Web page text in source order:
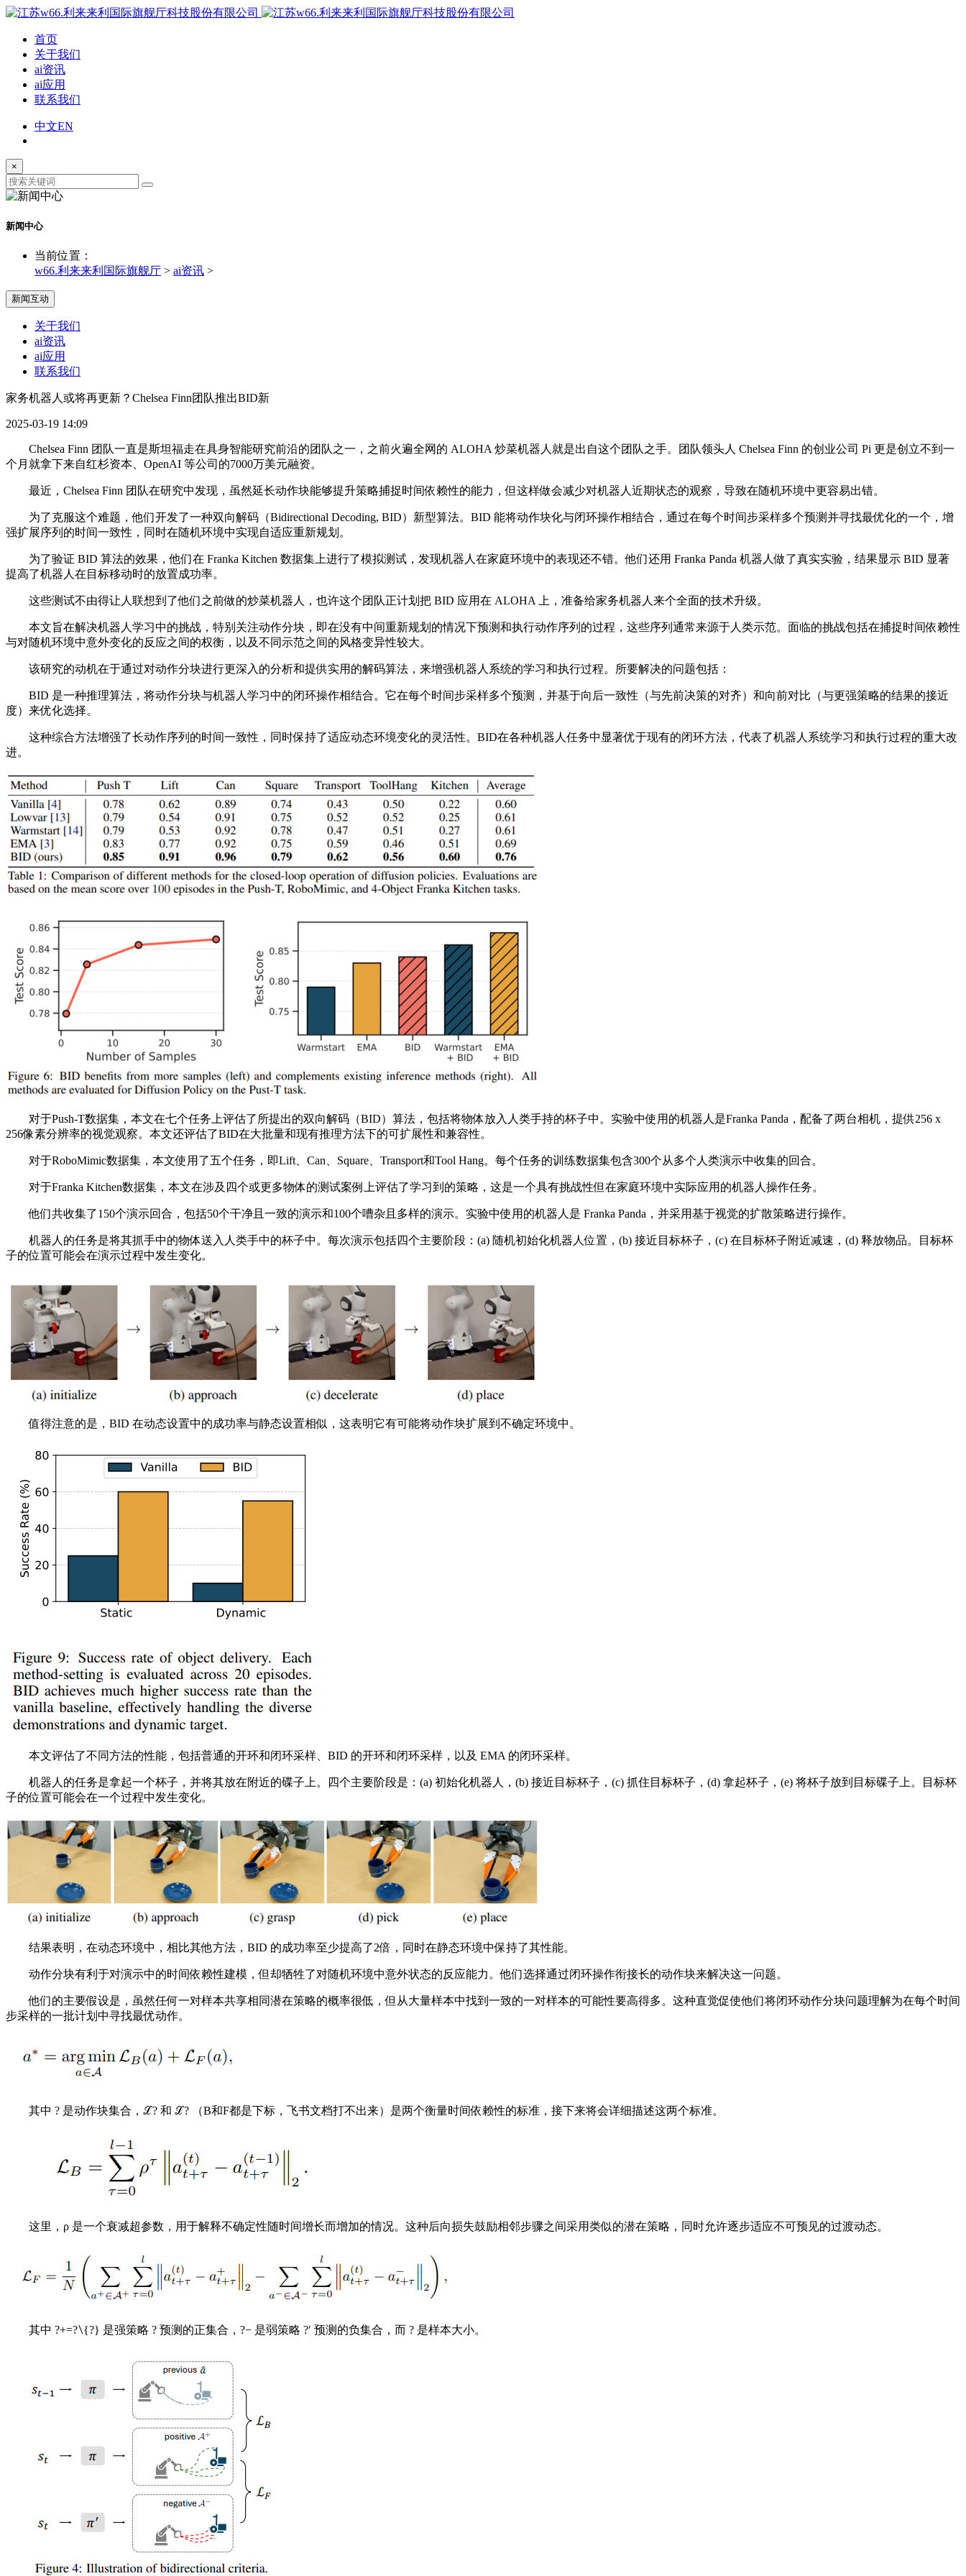
首页
关于我们
ai资讯
ai应用
联系我们
中文EN
×
新闻中心
当前位置：
w66.利来来利国际旗舰厅 > ai资讯 >
新闻互动
关于我们
ai资讯
ai应用
联系我们
家务机器人或将再更新？Chelsea Finn团队推出BID新
2025-03-19 14:09
Chelsea Finn 团队一直是斯坦福走在具身智能研究前沿的团队之一，之前火遍全网的 ALOHA 炒菜机器人就是出自这个团队之手。团队领头人 Chelsea Finn 的创业公司 Pi 更是创立不到一
个月就拿下来自红杉资本、OpenAI 等公司的7000万美元融资。
最近，Chelsea Finn 团队在研究中发现，虽然延长动作块能够提升策略捕捉时间依赖性的能力，但这样做会减少对机器人近期状态的观察，导致在随机环境中更容易出错。
为了克服这个难题，他们开发了一种双向解码（Bidirectional Decoding, BID）新型算法。BID 能将动作块化与闭环操作相结合，通过在每个时间步采样多个预测并寻找最优化的一个，增
强扩展序列的时间一致性，同时在随机环境中实现自适应重新规划。
为了验证 BID 算法的效果，他们在 Franka Kitchen 数据集上进行了模拟测试，发现机器人在家庭环境中的表现还不错。他们还用 Franka Panda 机器人做了真实实验，结果显示 BID 显著
提高了机器人在目标移动时的放置成功率。
这些测试不由得让人联想到了他们之前做的炒菜机器人，也许这个团队正计划把 BID 应用在 ALOHA 上，准备给家务机器人来个全面的技术升级。
本文旨在解决机器人学习中的挑战，特别关注动作分块，即在没有中间重新规划的情况下预测和执行动作序列的过程，这些序列通常来源于人类示范。面临的挑战包括在捕捉时间依赖性
与对随机环境中意外变化的反应之间的权衡，以及不同示范之间的风格变异性较大。
该研究的动机在于通过对动作分块进行更深入的分析和提供实用的解码算法，来增强机器人系统的学习和执行过程。所要解决的问题包括：
BID 是一种推理算法，将动作分块与机器人学习中的闭环操作相结合。它在每个时间步采样多个预测，并基于向后一致性（与先前决策的对齐）和向前对比（与更强策略的结果的接近
度）来优化选择。
这种综合方法增强了长动作序列的时间一致性，同时保持了适应动态环境变化的灵活性。BID在各种机器人任务中显著优于现有的闭环方法，代表了机器人系统学习和执行过程的重大改
进。
对于Push-T数据集，本文在七个任务上评估了所提出的双向解码（BID）算法，包括将物体放入人类手持的杯子中。实验中使用的机器人是Franka Panda，配备了两台相机，提供256 x
256像素分辨率的视觉观察。本文还评估了BID在大批量和现有推理方法下的可扩展性和兼容性。
对于RoboMimic数据集，本文使用了五个任务，即Lift、Can、Square、Transport和Tool Hang。每个任务的训练数据集包含300个从多个人类演示中收集的回合。
对于Franka Kitchen数据集，本文在涉及四个或更多物体的测试案例上评估了学习到的策略，这是一个具有挑战性但在家庭环境中实际应用的机器人操作任务。
他们共收集了150个演示回合，包括50个干净且一致的演示和100个嘈杂且多样的演示。实验中使用的机器人是 Franka Panda，并采用基于视觉的扩散策略进行操作。
机器人的任务是将其抓手中的物体送入人类手中的杯子中。每次演示包括四个主要阶段：(a) 随机初始化机器人位置，(b) 接近目标杯子，(c) 在目标杯子附近减速，(d) 释放物品。目标杯
子的位置可能会在演示过程中发生变化。
值得注意的是，BID 在动态设置中的成功率与静态设置相似，这表明它有可能将动作块扩展到不确定环境中。
本文评估了不同方法的性能，包括普通的开环和闭环采样、BID 的开环和闭环采样，以及 EMA 的闭环采样。
机器人的任务是拿起一个杯子，并将其放在附近的碟子上。四个主要阶段是：(a) 初始化机器人，(b) 接近目标杯子，(c) 抓住目标杯子，(d) 拿起杯子，(e) 将杯子放到目标碟子上。目标杯
子的位置可能会在一个过程中发生变化。
结果表明，在动态环境中，相比其他方法，BID 的成功率至少提高了2倍，同时在静态环境中保持了其性能。
动作分块有利于对演示中的时间依赖性建模，但却牺牲了对随机环境中意外状态的反应能力。他们选择通过闭环操作衔接长的动作块来解决这一问题。
他们的主要假设是，虽然任何一对样本共享相同潜在策略的概率很低，但从大量样本中找到一致的一对样本的可能性要高得多。这种直觉促使他们将闭环动作分块问题理解为在每个时间
步采样的一批计划中寻找最优动作。
其中 ? 是动作块集合，ℒ? 和 ℒ? （B和F都是下标，飞书文档打不出来）是两个衡量时间依赖性的标准，接下来将会详细描述这两个标准。
这里，ρ 是一个衰减超参数，用于解释不确定性随时间增长而增加的情况。这种后向损失鼓励相邻步骤之间采用类似的潜在策略，同时允许逐步适应不可预见的过渡动态。
其中 ?+=?∖{?} 是强策略 ? 预测的正集合，?− 是弱策略 ?′ 预测的负集合，而 ? 是样本大小。